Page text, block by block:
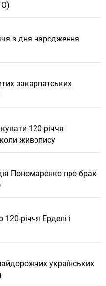
з дня народження
закарпатських
120-річчя
живопису
Пономаренко про брак
річчя Ерделі і
українських